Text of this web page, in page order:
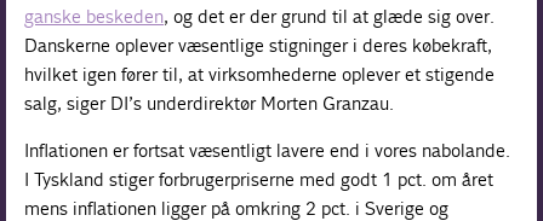
ganske beskeden, og det er der grund til at glæde sig over.
Danskerne oplever væsentlige stigninger i deres købekraft,
hvilket igen fører til, at virksomhederne oplever et stigende
salg, siger DI’s underdirektør Morten Granzau.
Inflationen er fortsat væsentligt lavere end i vores nabolande.
I Tyskland stiger forbrugerpriserne med godt 1 pct. om året
mens inflationen ligger på omkring 2 pct. i Sverige og